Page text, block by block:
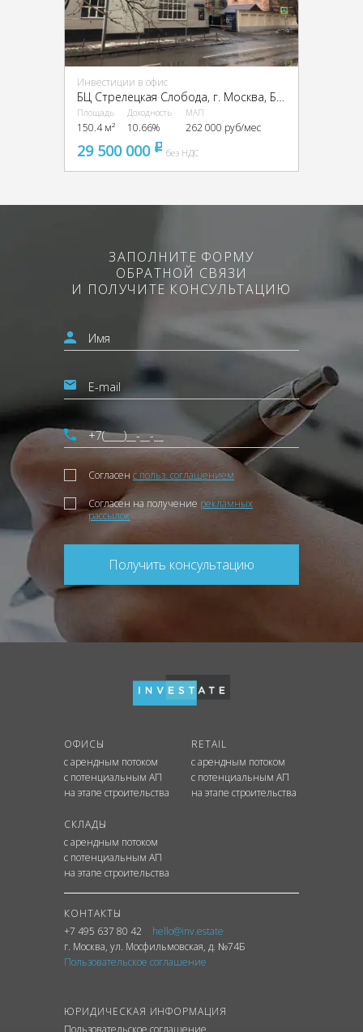
Инвестиции в офис
БЦ Стрелецкая Слобода, г. Москва, Бол. Новодмитровская ул., 23с1
Площадь
150.4 м²
Доходность
10.66%
МАП
262 000 руб/мес
29 500 000 pуббез НДС
ЗАПОЛНИТЕ ФОРМУ
ОБРАТНОЙ СВЯЗИ
И ПОЛУЧИТЕ КОНСУЛЬТАЦИЮ
Согласен с польз. соглашением
Согласен на получение рекламных
рассылок
Получить консультацию
ОФИСЫ
с арендным потоком
с потенциальным АП
на этапе строительства
RETAIL
с арендным потоком
с потенциальным АП
на этапе строительства
СКЛАДЫ
с арендным потоком
с потенциальным АП
на этапе строительства
КОНТАКТЫ
+7 495 637 80 42
hello@inv.estate
г. Москва, ул. Мосфильмовская, д. №74Б
Пользовательское соглашение
ЮРИДИЧЕСКАЯ ИНФОРМАЦИЯ
Пользовательское соглашение